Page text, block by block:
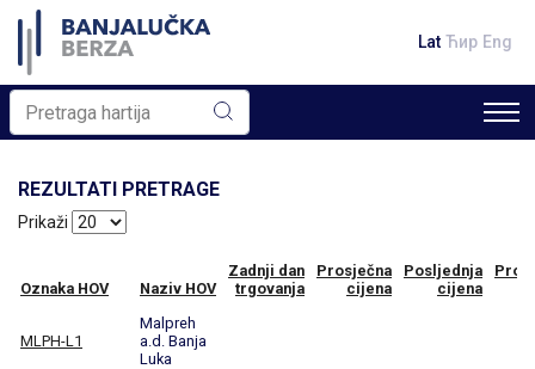
Lat Ћир Eng
REZULTATI PRETRAGE
Prikaži
Oznaka HOV Naziv HOV
Zadnji dan
trgovanja
Prosječna
cijena
Posljednja
cijena
MLPH-L1
Malpreh
a.d. Banja
Luka